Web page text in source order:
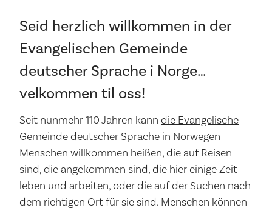
Seid herzlich willkommen in der
Evangelischen Gemeinde
deutscher Sprache i Norge…
velkommen til oss!
Seit nunmehr 110 Jahren kann die Evangelische
Gemeinde deutscher Sprache in Norwegen
Menschen willkommen heißen, die auf Reisen
sind, die angekommen sind, die hier einige Zeit
leben und arbeiten, oder die auf der Suchen nach
dem richtigen Ort für sie sind. Menschen können